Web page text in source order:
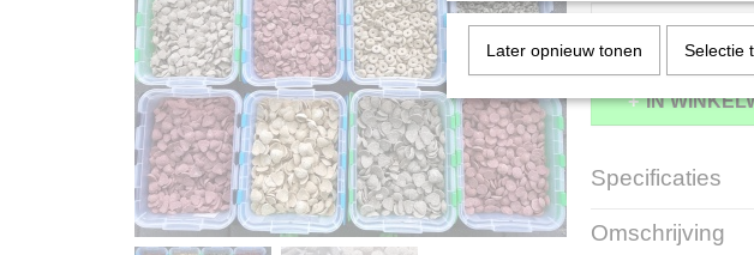
IN
Specificaties
Productcode
Bruto gewicht
Omschrijving
Later opnieuw tonen Selectie